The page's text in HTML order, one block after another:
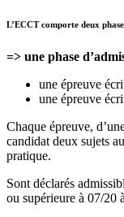
L’ECCT comporte deux
=> une phase
une épreuve
une épreuve
Chaque épreuve,
candidat deux sujets
pratique.
Sont déclarés
ou supérieure à 07/20